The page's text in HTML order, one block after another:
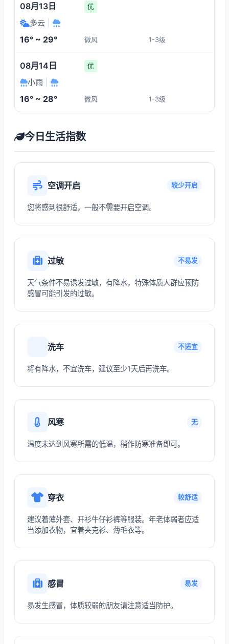
08月13日 优
多云
16° ~ 29° 微风 1-3级
08月14日 优
小雨
16° ~ 28° 微风 1-3级
今日生活指数
空调开启 较少开启
您将感到很舒适，一般不需要开启空调。
过敏 不易发
天气条件不易诱发过敏，有降水，特殊体质人群应预防
感冒可能引发的过敏。
洗车 不适宜
将有降水，不宜洗车，建议至少1天后再洗车。
风寒 无
温度未达到风寒所需的低温，稍作防寒准备即可。
穿衣 较舒适
建议着薄外套、开衫牛仔衫裤等服装。年老体弱者应适
当添加衣物，宜着夹克衫、薄毛衣等。
感冒 易发
易发生感冒，体质较弱的朋友请注意适当防护。